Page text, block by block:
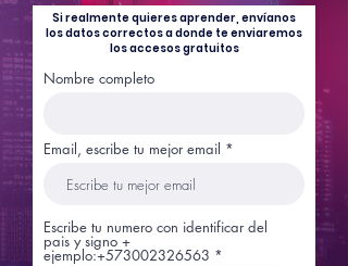
Si realmente quieres aprender, envíanos
los datos correctos a donde te enviaremos
los accesos gratuitos
Nombre completo
Email, escribe tu mejor email
Escribe tu numero con identificar del
pais y signo +
ejemplo:+573002326563